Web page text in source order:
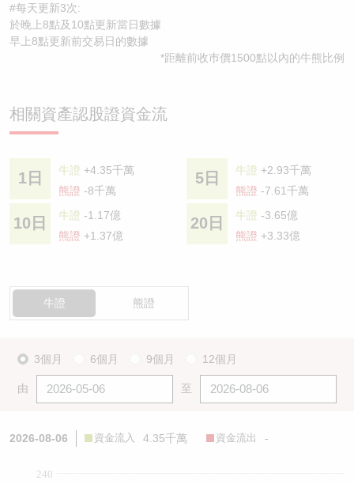
#每天更新3次:
於晚上8點及10點更新當日數據
早上8點更新前交易日的數據
*距離前收巿價1500點以內的牛熊比例
相關資產認股證資金流
1日 牛證 +4.35千萬
熊證 -8千萬
5日 牛證 +2.93千萬
熊證 -7.61千萬
10日 牛證 -1.17億
熊證 +1.37億
20日 牛證 -3.65億
熊證 +3.33億
牛證 熊證
3個月 6個月 9個月 12個月
由 至
2026-08-06 資金流入 4.35千萬 資金流出 -
240